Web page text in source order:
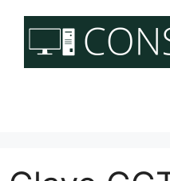
contenido